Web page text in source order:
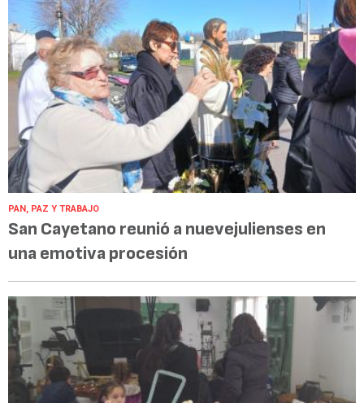
PAN, PAZ Y TRABAJO
San Cayetano reunió a nuevejulienses en
una emotiva procesión